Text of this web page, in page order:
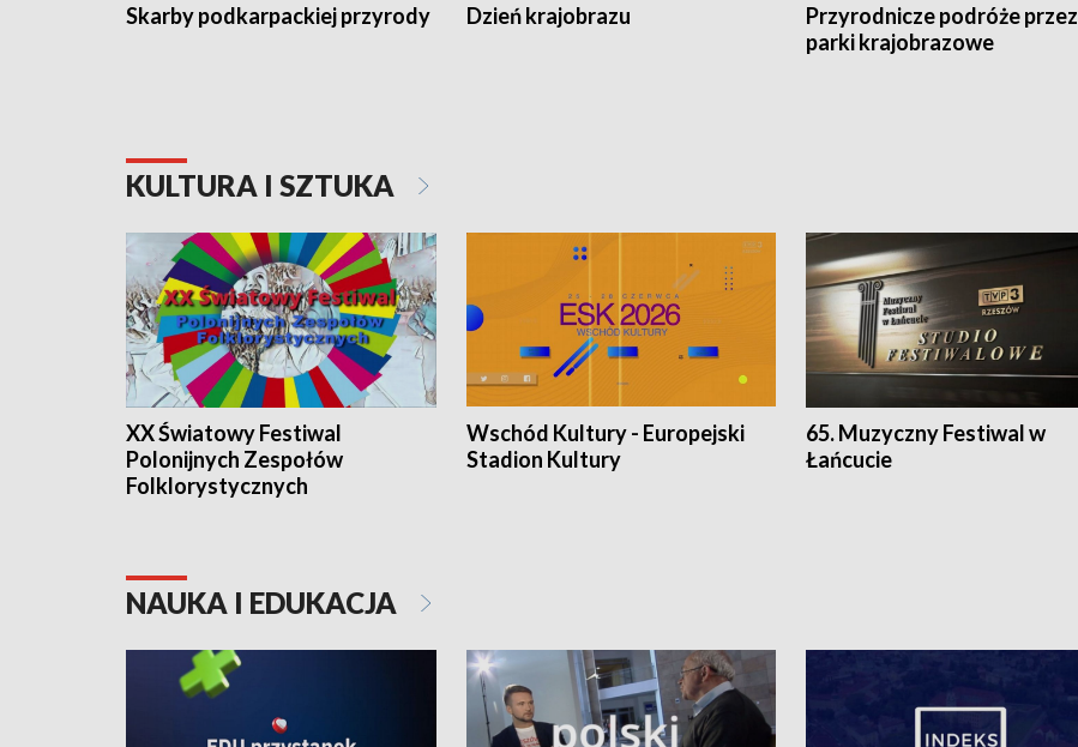
Skarby podkarpackiej przyrody Dzień krajobrazu
Przyrodnicze podróże przez
parki krajobrazowe
KULTURA I SZTUKA
XX Światowy Festiwal
Polonijnych Zespołów
Folklorystycznych
Wschód Kultury - Europejski
Stadion Kultury
65. Muzyczny Festiwal w
Łańcucie
NAUKA I EDUKACJA